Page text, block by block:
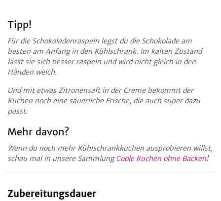
Tipp!
Für die Schokoladenraspeln legst du die Schokolade am
besten am Anfang in den Kühlschrank. Im kalten Zustand
lässt sie sich besser raspeln und wird nicht gleich in den
Händen weich.
Und mit etwas Zitronensaft in der Creme bekommt der
Kuchen noch eine säuerliche Frische, die auch super dazu
passt.
Mehr davon?
Wenn du noch mehr Kühlschrankkuchen ausprobieren willst,
schau mal in unsere SammlungCoole Kuchen ohne Backen!
Zubereitungsdauer